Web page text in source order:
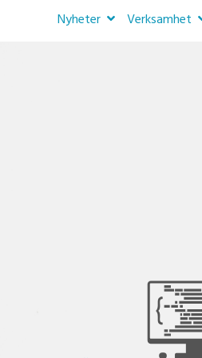
Nyheter Verksamhet